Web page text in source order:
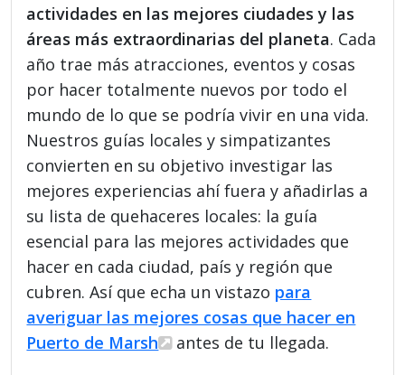
actividades en las mejores ciudades y las
áreas más extraordinarias del planeta. Cada
año trae más atracciones, eventos y cosas
por hacer totalmente nuevos por todo el
mundo de lo que se podría vivir en una vida.
Nuestros guías locales y simpatizantes
convierten en su objetivo investigar las
mejores experiencias ahí fuera y añadirlas a
su lista de quehaceres locales: la guía
esencial para las mejores actividades que
hacer en cada ciudad, país y región que
cubren. Así que echa un vistazo para
averiguar las mejores cosas que hacer en
Puerto de Marsh
antes de tu llegada.